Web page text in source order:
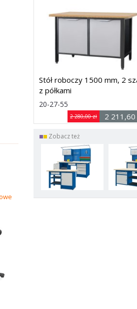
Stół roboczy 1500 mm, 2
z półkami
20-27-55
2 211,60
2 280,00 zł
740 × 900
Dostawa: 7 dni
Zobacz też